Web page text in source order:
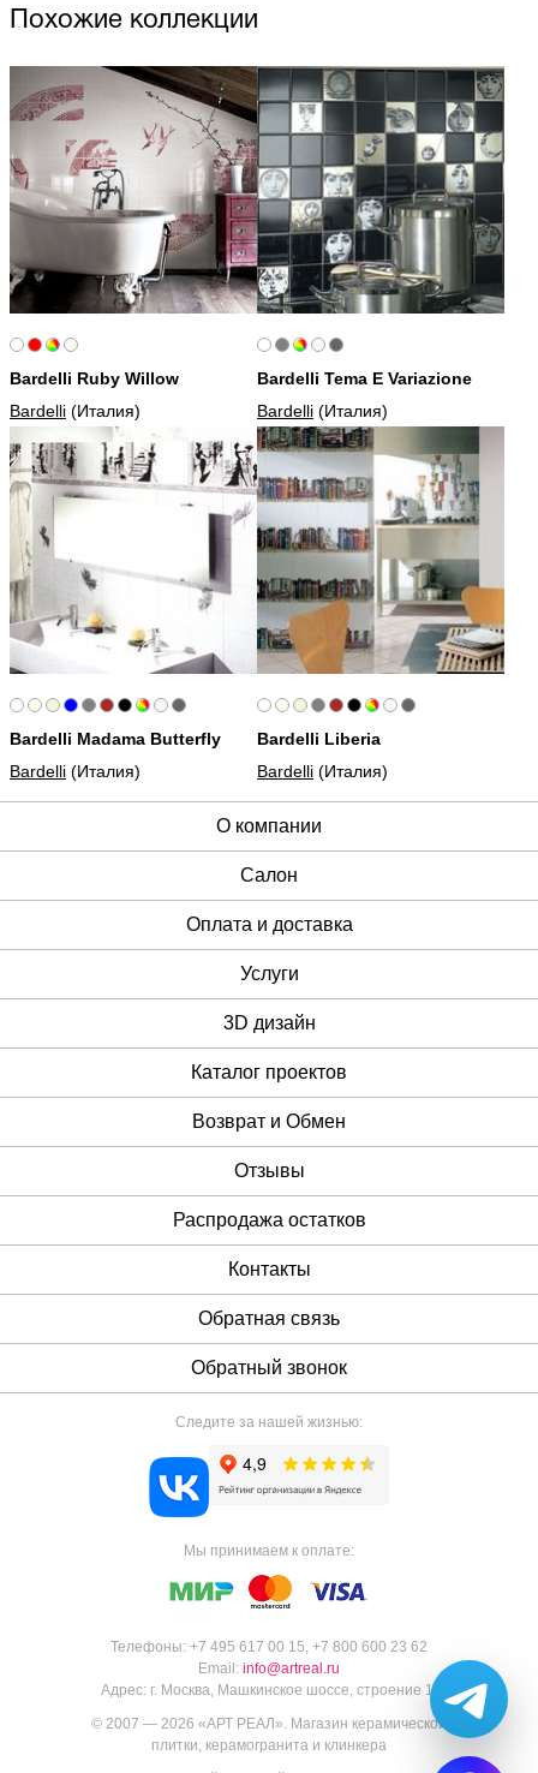
Похожие коллекции
Bardelli Ruby Willow
Bardelli (Италия)
Bardelli Tema E Variazione
Bardelli (Италия)
Bardelli Madama Butterfly
Bardelli (Италия)
Bardelli Liberia
Bardelli (Италия)
О компании
Cалон
Оплата и доставка
Услуги
3D дизайн
Каталог проектов
Возврат и Обмен
Отзывы
Распродажа остатков
Контакты
Обратная связь
Обратный звонок
Телефоны: +7 495 617 00 15, +7 800 600 23 62
Email: info@artreal.ru
Адрес: г. Москва, Машкинское шоссе, строение 1.
© 2007 — 2026 «АРТ РЕАЛ ». Магазин керамической
плитки, керамогранита и клинкера
Следите за нашей жизнью:
Мы принимаем к оплате: